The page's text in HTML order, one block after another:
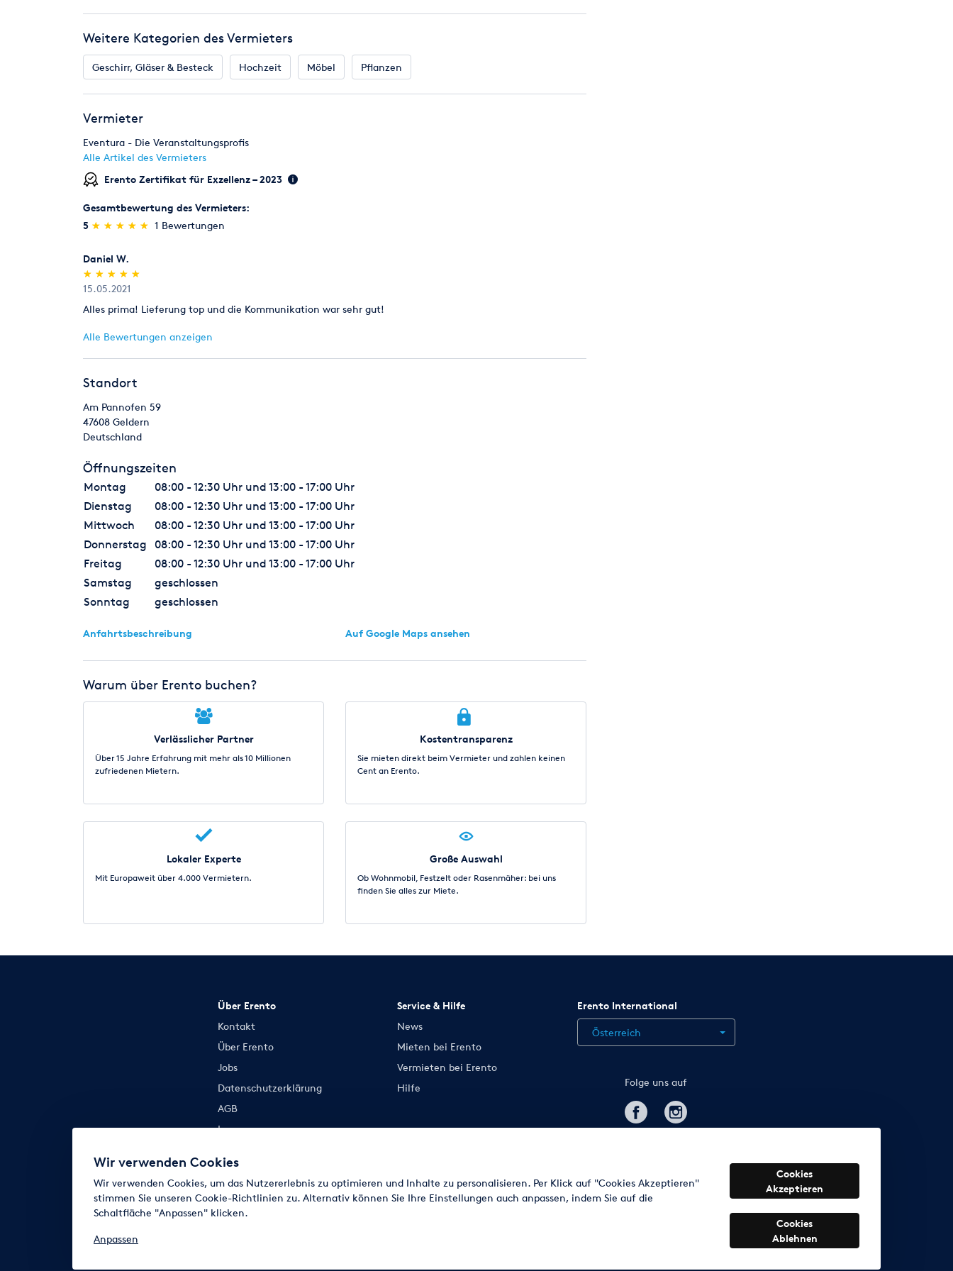
sSearch=Terres%20de%20R%C3%AAves&utm_source=Erento&utm_medium=Vermietportal&utm_campaign=
Weitere Kategorien des Vermieters
Geschirr, Gläser & Besteck Hochzeit Möbel Pflanzen
Vermieter
Eventura - Die Veranstaltungsprofis
Alle Artikel des Vermieters
Erento Zertifikat für Exzellenz – 2023
Gesamtbewertung des Vermieters:
5 (*)
★
★
(*) ★
★
(*) ★
★
(*) ★
★
(*) ★
★ 1 Bewertungen
Daniel W.
(*)
★
★
(*) ★
★
(*) ★
★
(*) ★
★
(*) ★
★
15.05.2021
Alles prima! Lieferung top und die Kommunikation war sehr gut!
Alle Bewertungen anzeigen
Standort
Am Pannofen 59
47608 Geldern
Deutschland
Öffnungszeiten
Montag
08:00 - 12:30 Uhr und 13:00 - 17:00 Uhr
Dienstag
08:00 - 12:30 Uhr und 13:00 - 17:00 Uhr
Mittwoch
08:00 - 12:30 Uhr und 13:00 - 17:00 Uhr
Donnerstag
08:00 - 12:30 Uhr und 13:00 - 17:00 Uhr
Freitag
08:00 - 12:30 Uhr und 13:00 - 17:00 Uhr
Samstag
geschlossen
Sonntag
geschlossen
Anfahrtsbeschreibung Auf Google Maps ansehen
Warum über Erento buchen?
Verlässlicher Partner
Über 15 Jahre Erfahrung mit mehr als 10 Millionen
zufriedenen Mietern.
Lokaler Experte
Mit Europaweit über 4.000 Vermietern.
Kostentransparenz
Sie mieten direkt beim Vermieter und zahlen keinen
Cent an Erento.
Große Auswahl
Ob Wohnmobil, Festzelt oder Rasenmäher: bei uns
finden Sie alles zur Miete.
Über Erento
Kontakt
Über Erento
Jobs
Datenschutzerklärung
AGB
Impressum
Service & Hilfe
News
Mieten bei Erento
Vermieten bei Erento
Hilfe
Erento International
Österreich
Folge uns auf
Wir verwenden Cookies
Wir verwenden Cookies, um das Nutzererlebnis zu optimieren und Inhalte zu personalisieren. Per Klick auf "Cookies Akzeptieren"
stimmen Sie unseren Cookie-Richtlinien zu. Alternativ können Sie Ihre Einstellungen auch anpassen, indem Sie auf die
Schaltfläche "Anpassen" klicken.
Anpassen
Cookies
Akzeptieren
Cookies
Ablehnen